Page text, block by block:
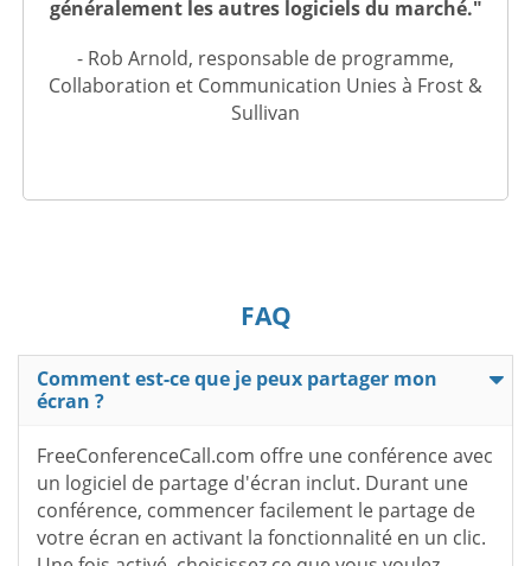
généralement les autres logiciels du marché."
- Rob Arnold, responsable de programme,
Collaboration et Communication Unies à Frost &
Sullivan
FAQ
Comment est-ce que je peux partager mon
écran ?
FreeConferenceCall.com offre une conférence avec
un logiciel de partage d'écran inclut. Durant une
conférence, commencer facilement le partage de
votre écran en activant la fonctionnalité en un clic.